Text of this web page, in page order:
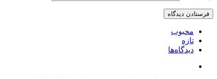
محبوب
تازه
دیدگاه‌ها